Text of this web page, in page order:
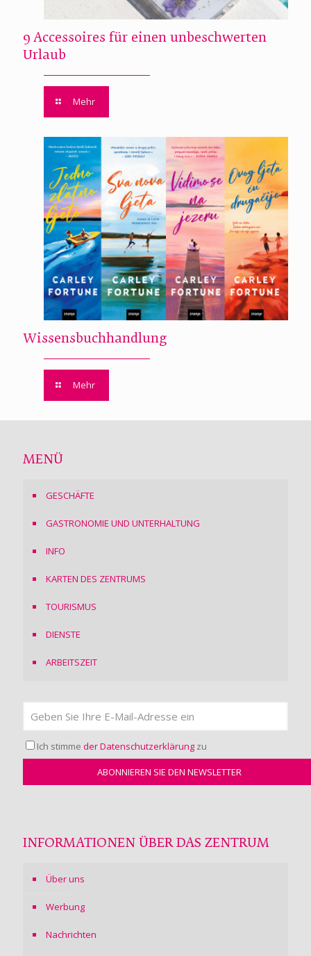
9 Accessoires für einen unbeschwerten
Urlaub
Mehr
Wissensbuchhandlung
Mehr
MENÜ
GESCHÄFTE
GASTRONOMIE UND UNTERHALTUNG
INFO
KARTEN DES ZENTRUMS
TOURISMUS
DIENSTE
ARBEITSZEIT
Ich stimme der Datenschutzerklärung zu
INFORMATIONEN ÜBER DAS ZENTRUM
Über uns
Werbung
Nachrichten